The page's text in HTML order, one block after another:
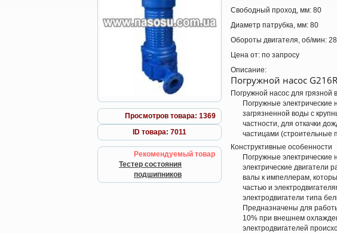
Просмотров товара: 1369
ID товара: 7011
Рекомендуемый товар
Тестер состояния
подшипников
Свободный проход, мм: 80
Диаметр патрубка, мм: 80
Обороты двигателя, об/мин:
Цена от: по запросу
Описание:
Погружной насос
Погружной насос для
Погружные электрические
загрязненной воды с
частности, для откачки
частицами
Конструктивные особенности
Погружные
электрические двигатели
валы к импеллерам,
частью и
электродвигатели типа
Предназначены для
10% при внешнем
электродвигателей